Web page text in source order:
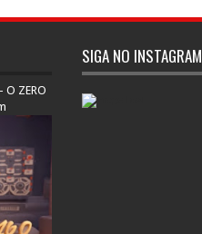
O ZERO
SIGA NO INSTAGRAM